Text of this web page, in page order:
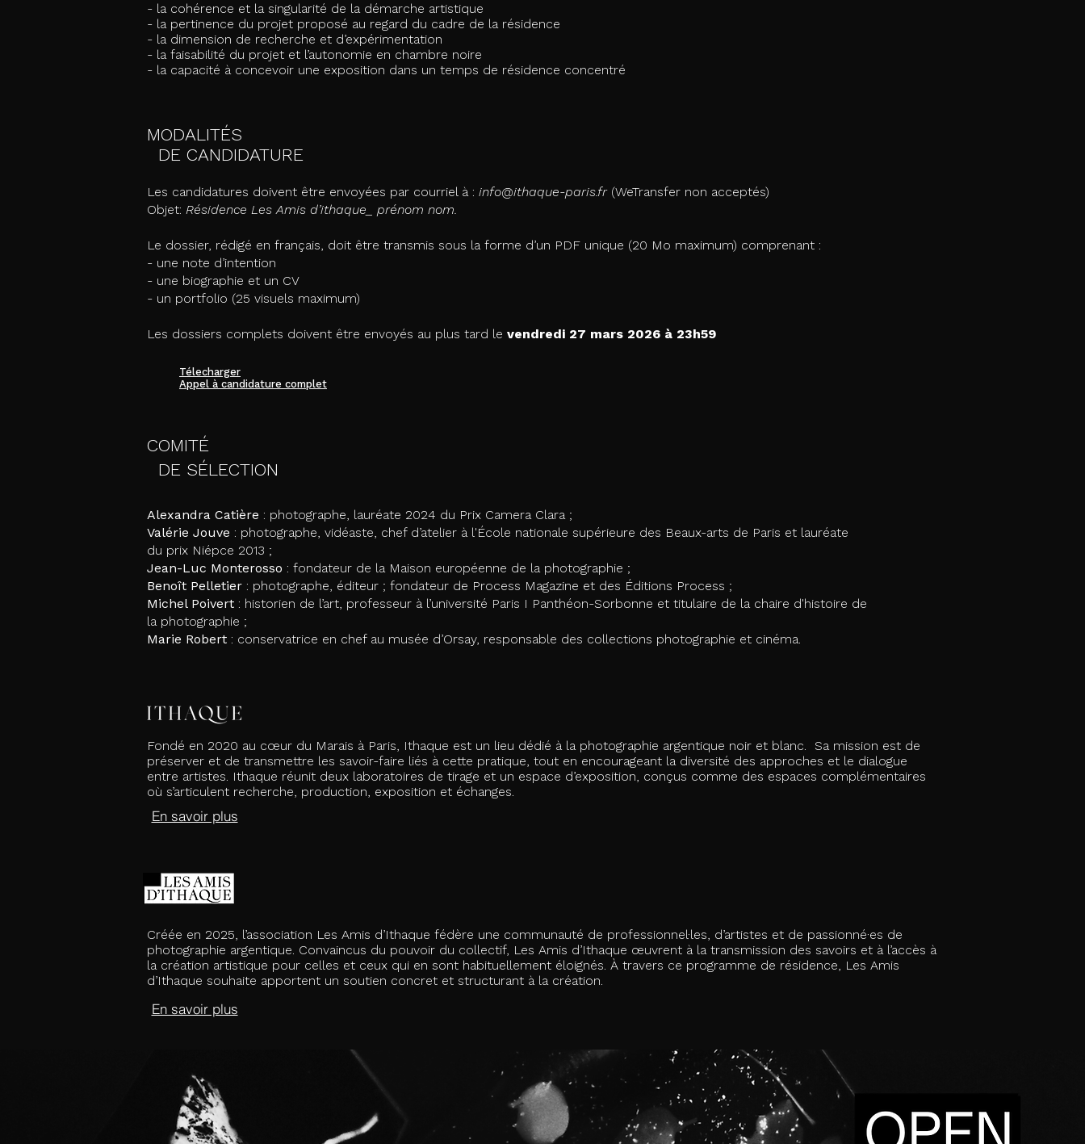
- la cohérence et la singularité de la démarche artistique
- la pertinence du projet proposé au regard du cadre de la résidence
- la dimension de recherche et d’expérimentation
- la faisabilité du projet et l’autonomie en chambre noire
- la capacité à concevoir une exposition dans un temps de résidence concentré
MODALITÉS
DE CANDIDATURE
Les candidatures doivent être envoyées par courriel à : info@ithaque-paris.fr(WeTransfer non acceptés)
Objet: Résidence Les Amis d’ithaque_ prénom nom.
Le dossier, rédigé en français, doit être transmis sous la forme d’un PDF unique (20 Mo maximum) comprenant :
- une note d’intention
- une biographie et un CV
- un portfolio (25 visuels maximum)
Les dossiers complets doivent être envoyés au plus tard le vendredi 27 mars 2026 à 23h59
Télecharger
Appel à candidature complet
COMITÉ
DE SÉLECTION
Alexandra Catière : photographe, lauréate 2024 du Prix Camera Clara ;
Valérie Jouve : photographe, vidéaste, chef d’atelier à l'École nationale supérieure des Beaux-arts de Paris et lauréate
du prix Niépce 2013 ;
Jean-Luc Monterosso : fondateur de la Maison européenne de la photographie ;
Benoît Pelletier : photographe, éditeur ; fondateur de Process Magazine et des Éditions Process ;
Michel Poivert : historien de l’art, professeur à l’université Paris I Panthéon-Sorbonne et titulaire de la chaire d'histoire de
la photographie ;
Marie Robert : conservatrice en chef au musée d’Orsay, responsable des collections photographie et cinéma.
Fondé en 2020 au cœur du Marais à Paris, Ithaque est un lieu dédié à la photographie argentique noir et blanc. Sa mission est de
préserver et de transmettre les savoir-faire liés à cette pratique, tout en encourageant la diversité des approches et le dialogue
entre artistes. Ithaque réunit deux laboratoires de tirage et un espace d’exposition, conçus comme des espaces complémentaires
où s’articulent recherche, production, exposition et échanges.
En savoir plus
Créée en 2025, l’association Les Amis d’Ithaque fédère une communauté de professionnel·les, d’artistes et de passionné·es de
photographie argentique. Convaincus du pouvoir du collectif, Les Amis d’Ithaque œuvrent à la transmission des savoirs et à l’accès à
la création artistique pour celles et ceux qui en sont habituellement éloignés. À travers ce programme de résidence, Les Amis
d’Ithaque souhaite apportent un soutien concret et structurant à la création.
En savoir plus